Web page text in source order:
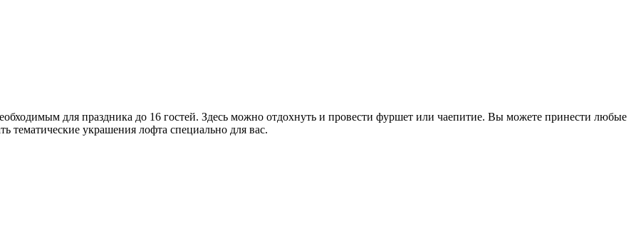
для праздника до 16 гостей. Здесь можно отдохнуть и провести фуршет или чаепитие. Вы можете принести любые
тематические украшения лофта специально для вас.